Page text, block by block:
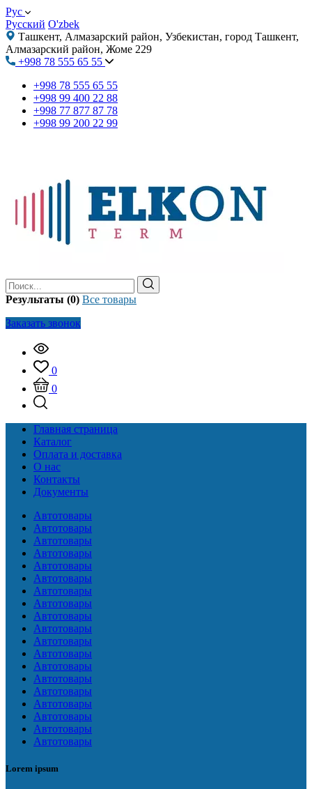
Рус
Русский O'zbek
Ташкент, Алмазарский район, Узбекистан, город Ташкент,
Алмазарский район, Жоме 229
+998 78 555 65 55
+998 78 555 65 55
+998 99 400 22 88
+998 77 877 87 78
+998 99 200 22 99
Результаты (0) Все товары
Заказать звонок
0
0
Главная страница
Каталог
Оплата и доставка
О нас
Контакты
Документы
Автотовары
Автотовары
Автотовары
Автотовары
Автотовары
Автотовары
Автотовары
Автотовары
Автотовары
Автотовары
Автотовары
Автотовары
Автотовары
Автотовары
Автотовары
Автотовары
Автотовары
Автотовары
Автотовары
Lorem ipsum